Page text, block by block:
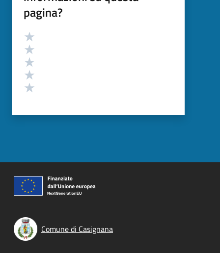
pagina?
Valutazione
Comune di Casignana